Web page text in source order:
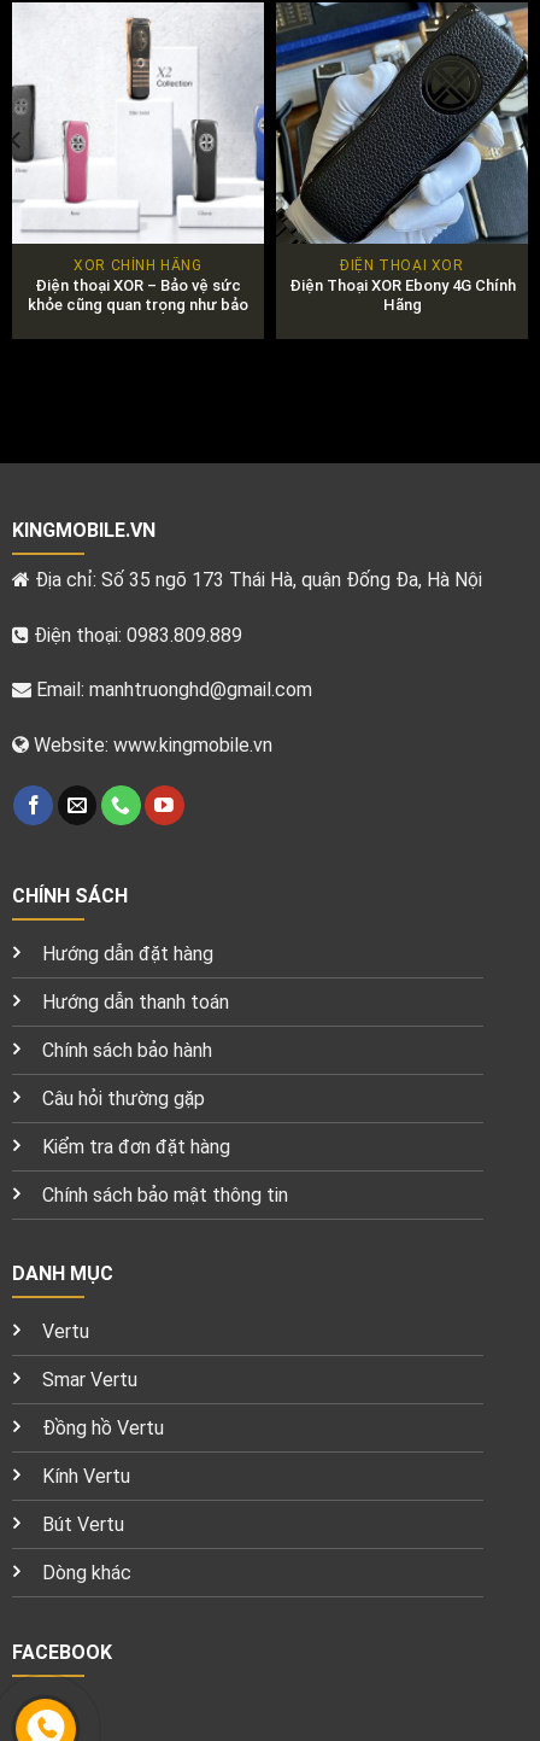
XOR CHÍNH HÃNG
Điện thoại XOR – Bảo vệ sức
khỏe cũng quan trọng như bảo
ĐIỆN THOẠI XOR
Điện Thoại XOR Ebony 4G Chính
Hãng
KINGMOBILE.VN
Địa chỉ: Số 35 ngõ 173 Thái Hà, quận Đống Đa, Hà Nội
Điện thoại: 0983.809.889
Email: manhtruonghd@gmail.com
Website: www.kingmobile.vn
CHÍNH SÁCH
Hướng dẫn đặt hàng
Hướng dẫn thanh toán
Chính sách bảo hành
Câu hỏi thường gặp
Kiểm tra đơn đặt hàng
Chính sách bảo mật thông tin
DANH MỤC
Vertu
Smar Vertu
Đồng hồ Vertu
Kính Vertu
Bút Vertu
Dòng khác
FACEBOOK